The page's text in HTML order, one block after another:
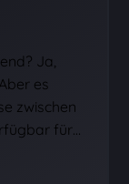
Ja,
es
zwischen
für…